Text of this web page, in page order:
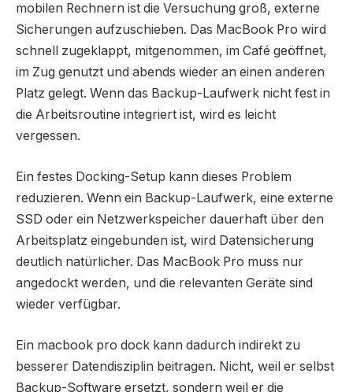
mobilen Rechnern ist die Versuchung groß, externe
Sicherungen aufzuschieben. Das MacBook Pro wird
schnell zugeklappt, mitgenommen, im Café geöffnet,
im Zug genutzt und abends wieder an einen anderen
Platz gelegt. Wenn das Backup-Laufwerk nicht fest in
die Arbeitsroutine integriert ist, wird es leicht
vergessen.
Ein festes Docking-Setup kann dieses Problem
reduzieren. Wenn ein Backup-Laufwerk, eine externe
SSD oder ein Netzwerkspeicher dauerhaft über den
Arbeitsplatz eingebunden ist, wird Datensicherung
deutlich natürlicher. Das MacBook Pro muss nur
angedockt werden, und die relevanten Geräte sind
wieder verfügbar.
Ein macbook pro dock kann dadurch indirekt zu
besserer Datendisziplin beitragen. Nicht, weil er selbst
Backup-Software ersetzt, sondern weil er die